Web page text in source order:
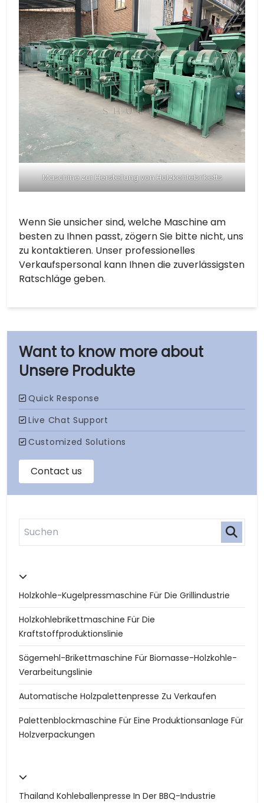
Unsere Produkte
Holzkohle-Kugelpressmaschine Für Die Grillindustrie
Holzkohlebrikettmaschine Für Die
Kraftstoffproduktionslinie
Sägemehl-Brikettmaschine Für Biomasse-Holzkohle-
Verarbeitungslinie
Automatische Holzpalettenpresse Zu Verkaufen
Palettenblockmaschine Für Eine Produktionsanlage Für
Holzverpackungen
Thailand Kohleballenpresse In Der BBQ-Industrie
Maschine zur Herstellung von Holzkohlebriketts
Wenn Sie unsicher sind, welche Maschine am
besten zu Ihnen passt, zögern Sie bitte nicht, uns
zu kontaktieren. Unser professionelles
Verkaufspersonal kann Ihnen die zuverlässigsten
Ratschläge geben.